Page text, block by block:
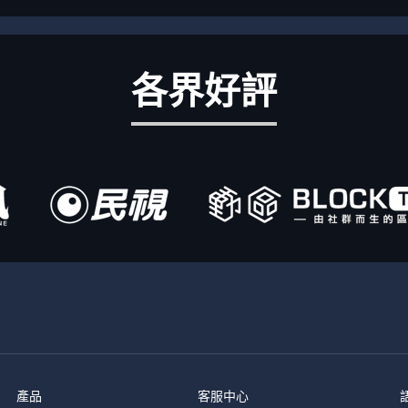
各界好評
產品 客服中心